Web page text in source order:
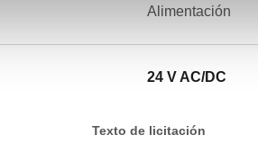
Alimentación
24 V AC/DC
Texto de licitación